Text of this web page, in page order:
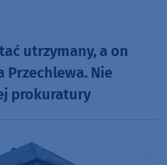
utrzymany, a on
Nie
prokuratury